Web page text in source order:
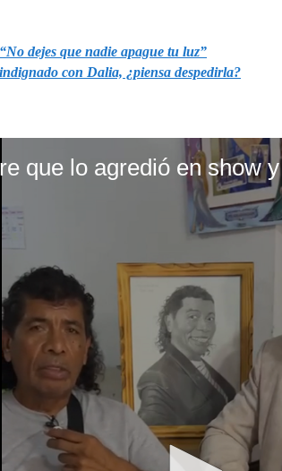
dejes que nadie apague tu luz”
con Dalia, ¿piensa despedirla?
que lo agredió en show